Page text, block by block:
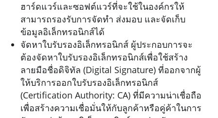
ฮาร์ดแวร์และซอฟต์แวร์ที่จะใช้ในองค์กรให้
สามารถรองรับการจัดทำ ส่งมอบ และจัดเก็บ
ข้อมูลอิเล็กทรอนิกส์ได้
จัดหาใบรับรองอิเล็กทรอนิกส์ ผู้ประกอบการจะ
ต้องจัดหาใบรับรองอิเล็กทรอนิกส์เพื่อใช้สร้าง
ลายมือชื่อดิจิทัล (Digital Signature) ที่ออกจากผู้
ให้บริการออกใบรับรองอิเล็กทรอนิกส์
(Certification Authority: CA) ที่มีความน่าเชื่อถือ
เพื่อสร้างความเชื่อมั่นให้กับลูกค้าหรือคู่ค้าในการ